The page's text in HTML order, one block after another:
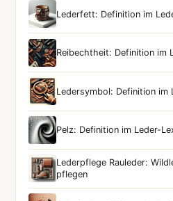
Lederfett: Definition im
Reibechtheit: Definition im
Ledersymbol: Definition im
Pelz: Definition im Leder-
Lederpflege Rauleder:
pflegen